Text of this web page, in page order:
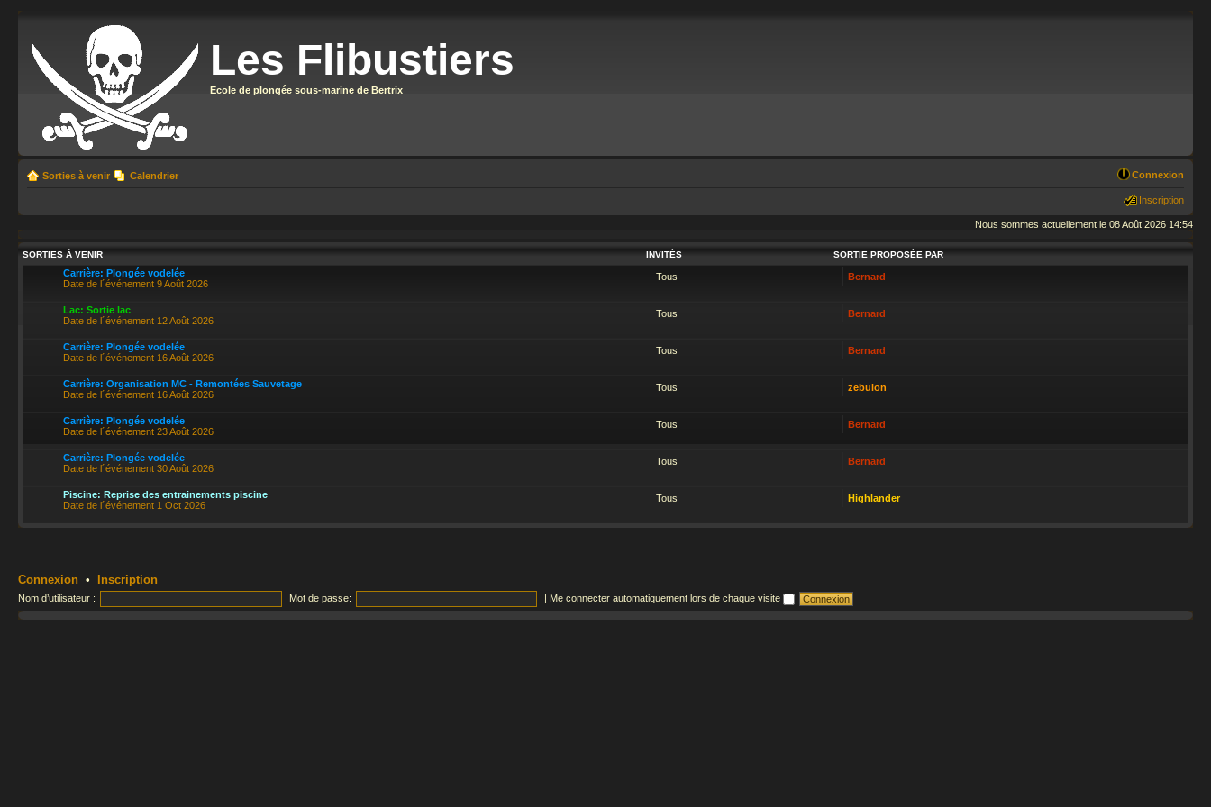
Les Flibustiers
Ecole de plongée sous-marine de Bertrix
Sorties à venir Calendrier Connexion
Inscription
Nous sommes actuellement le 08 Août 2026 14:54
SORTIES À VENIR INVITÉS SORTIE PROPOSÉE PAR
Carrière: Plongée vodelée
Date de l´événement 9 Août 2026
Tous Bernard
Lac: Sortie lac
Date de l´événement 12 Août 2026
Tous Bernard
Carrière: Plongée vodelée
Date de l´événement 16 Août 2026
Tous Bernard
Carrière: Organisation MC - Remontées Sauvetage
Date de l´événement 16 Août 2026
Tous zebulon
Carrière: Plongée vodelée
Date de l´événement 23 Août 2026
Tous Bernard
Carrière: Plongée vodelée
Date de l´événement 30 Août 2026
Tous Bernard
Piscine: Reprise des entrainements piscine
Date de l´événement 1 Oct 2026
Tous Highlander
Connexion • Inscription
Nom d’utilisateur : Mot de passe: | Me connecter automatiquement lors de chaque visite